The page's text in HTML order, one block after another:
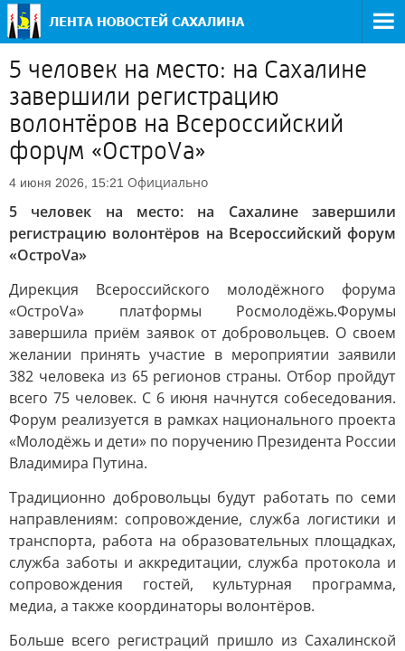
5 человек на место: на Сахалине
завершили регистрацию
волонтёров на Всероссийский
форум «ОстроVа»
4 июня 2026, 15:21 Официально
5 человек на место: на Сахалине завершили
регистрацию волонтёров на Всероссийский форум
«ОстроVа»
Дирекция Всероссийского молодёжного форума
«ОстроVа» платформы Росмолодёжь.Форумы
завершила приём заявок от добровольцев. О своем
желании принять участие в мероприятии заявили
382 человека из 65 регионов страны. Отбор пройдут
всего 75 человек. С 6 июня начнутся собеседования.
Форум реализуется в рамках национального проекта
«Молодёжь и дети» по поручению Президента России
Владимира Путина.
Традиционно добровольцы будут работать по семи
направлениям: сопровождение, служба логистики и
транспорта, работа на образовательных площадках,
служба заботы и аккредитации, служба протокола и
сопровождения гостей, культурная программа,
медиа, а также координаторы волонтёров.
Больше всего регистраций пришло из Сахалинской